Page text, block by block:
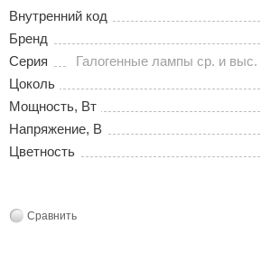
Внутренний код
Бренд
Серия
Галогенные лампы ср. и
Цоколь
Мощность, Вт
Напряжение, В
Цветность
Сравнить